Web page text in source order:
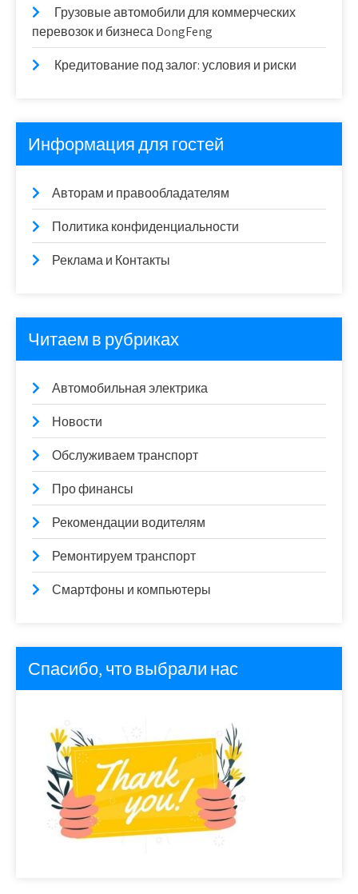
Грузовые автомобили для коммерческих
перевозок и бизнеса DongFeng
Кредитование под залог: условия и риски
Информация для гостей
Авторам и правообладателям
Политика конфиденциальности
Реклама и Контакты
Читаем в рубриках
Автомобильная электрика
Новости
Обслуживаем транспорт
Про финансы
Рекомендации водителям
Ремонтируем транспорт
Смартфоны и компьютеры
Спасибо, что выбрали нас